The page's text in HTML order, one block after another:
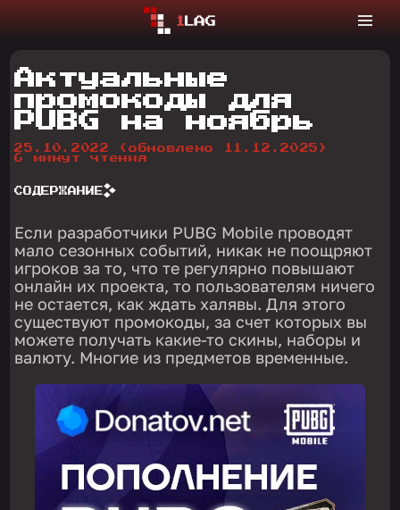
Актуальные
промокоды для
PUBG на ноябрь
25.10.2022
(обновлено 11.12.2025)
6 минут чтения
СОДЕРЖАНИЕ
Если разработчики PUBG Mobile проводят
мало сезонных событий, никак не поощряют
игроков за то, что те регулярно повышают
онлайн их проекта, то пользователям ничего
не остается, как ждать халявы. Для этого
существуют промокоды, за счет которых вы
можете получать какие-то скины, наборы и
валюту. Многие из предметов временные.